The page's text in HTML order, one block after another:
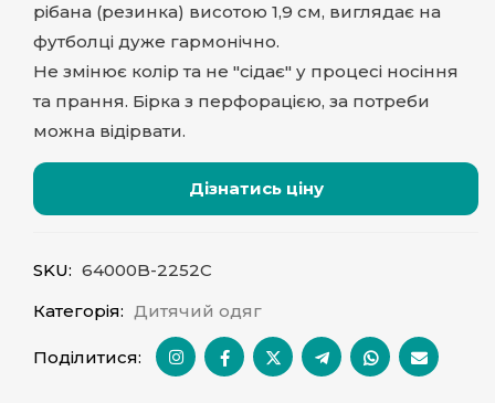
рібана (резинка) висотою 1,9 см, виглядає на
футболці дуже гармонічно.
Не змінює колір та не "сідає" у процесі носіння
та прання. Бірка з перфорацією, за потреби
можна відірвати.
Дізнатись ціну
SKU: 64000B-2252C
Категорія: Дитячий одяг
Поділитися: